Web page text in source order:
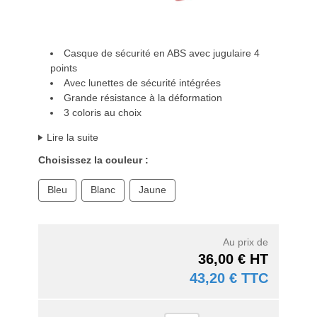
Casque de sécurité en ABS avec jugulaire 4
points
Avec lunettes de sécurité intégrées
Grande résistance à la déformation
3 coloris au choix
Lire la suite
Choisissez la couleur :
Bleu Blanc Jaune
Au prix de
36,00 € HT
43,20 € TTC